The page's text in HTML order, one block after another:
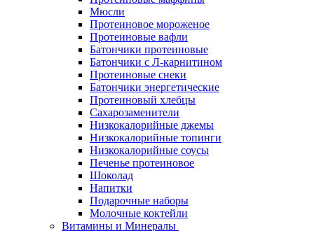
Мюсли
Протеиновое мороженое
Протеиновые вафли
Батончики протеиновые
Батончики с Л-карнитином
Протеиновые снеки
Батончики энергетические
Протеиновый хлебцы
Сахарозаменители
Низкокалорийные джемы
Низкокалорийные топинги
Низкокалорийные соусы
Печенье протеиновое
Шоколад
Напитки
Подарочные наборы
Молочные коктейли
Витамины и Минералы